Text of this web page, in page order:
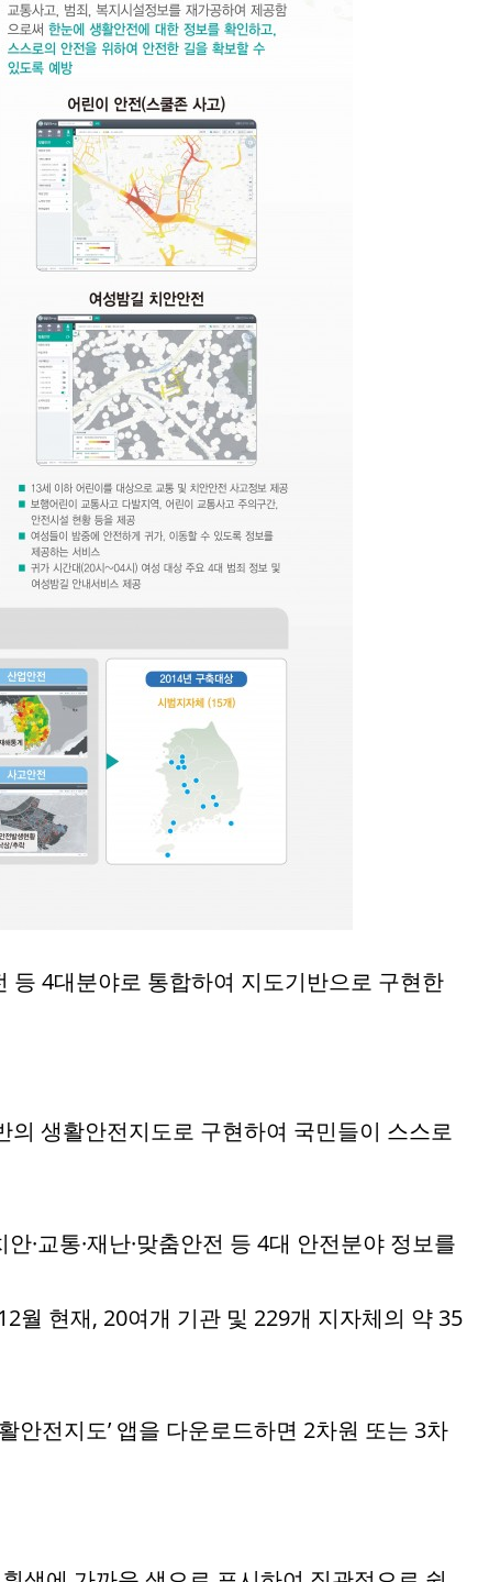
4대분야로 통합하여 지도기반으로 구현한
생활안전지도로 구현하여 국민들이 스스로
·교통·재난·맞춤안전 등 4대 안전분야 정보를
월 현재, 20여개 기관 및 229개 지자체의 약 35
안전지도’ 앱을 다운로드하면 2차원 또는 3차